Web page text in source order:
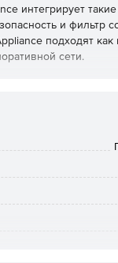
интегрирует
и фильтр
подходят как
сети.
угрозами.